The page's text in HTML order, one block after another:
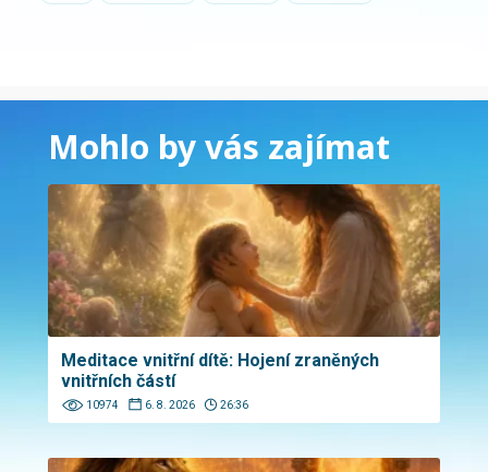
Mohlo by vás zajímat
Meditace vnitřní dítě: Hojení zraněných
vnitřních částí
10974 6. 8. 2026 26:36